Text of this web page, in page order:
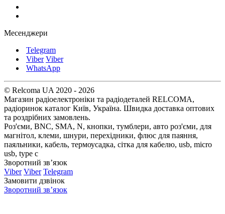
Месенджери
Telegram
Viber Viber
WhatsApp
© Relcoma UA 2020 - 2026
Магазин радіоелектроніки та радіодеталей RELCOMA,
радіоринок каталог Київ, Україна. Швидка доставка оптових
та роздрібних замовлень.
Роз'єми, BNC, SMA, N, кнопки, тумблери, авто роз'єми, для
магнітол, клеми, шнури, перехідники, флюс для паяння,
паяльники, кабель, термоусадка, сітка для кабелю, usb, micro
usb, type c
Зворотний зв’язок
Viber Viber Telegram
Замовити дзвінок
Зворотний зв’язок